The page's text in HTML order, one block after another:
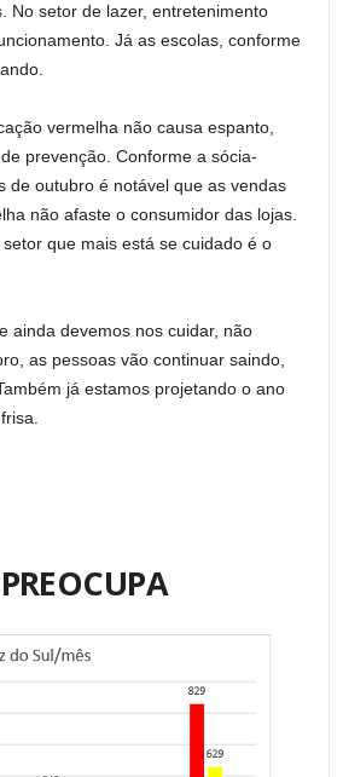
No setor de lazer, entretenimento
Já as escolas, conforme
vermelha não causa espanto,
prevenção. Conforme a sócia-
de outubro é notável que as vendas
não afaste o consumidor das lojas.
que mais está se cuidado é o
ainda devemos nos cuidar, não
as pessoas vão continuar saindo,
já estamos projetando o ano